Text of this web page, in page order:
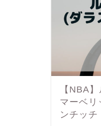
【NBA
マーベ
ンチッチ